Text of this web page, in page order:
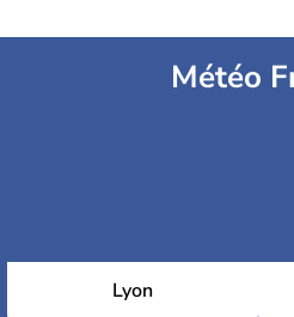
Météo
Lyon